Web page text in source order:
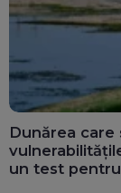
Dunărea care
un test